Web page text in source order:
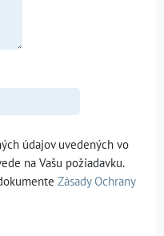
údajov uvedených vo
na Vašu požiadavku.
Zásady Ochrany